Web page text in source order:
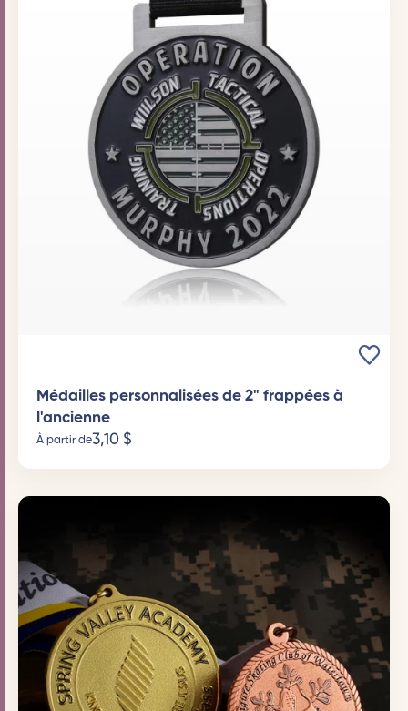
Médailles personnalisées de 2" frappées à
l'ancienne
À partir de3,10 $